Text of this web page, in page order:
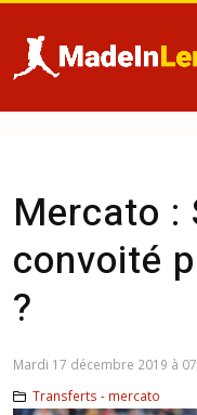
Mercato :
convoité
?
Mardi 17 décembre 2019 à
Transferts - mercato